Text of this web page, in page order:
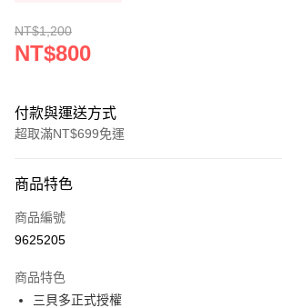
NT$1,200
NT$800
付款與運送方式
超取滿NT$699免運
信用卡一次付款
超商取貨付款
Apple Pay
商品特色
商品編號
9625205
商品特色
三貝多正式授權